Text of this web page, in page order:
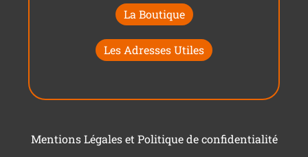
La Boutique
Les Adresses Utiles
Mentions Légales et Politique de confidentialité